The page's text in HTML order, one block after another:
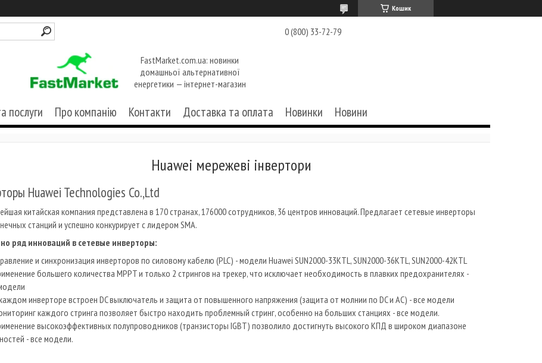
Кошик
0 (800) 33-72-79
FastMarket.com.ua: новинки
домашньої альтернативної
енергетики — інтернет-магазин
послуги Про компанію Контакти Доставка та оплата Новинки Новини
Huawei мережеві інвертори
Huawei Technologies Co.,Ltd
китайская компания представлена в 170 странах, 176000 сотрудников, 36 центров инноваций. Предлагает сетевые инверторы
станций и успешно конкурирует с лидером SMA.
ряд инноваций в сетевые инверторы:
и синхронизация инверторов по силовому кабелю (PLC) - модели Huawei SUN2000-33KTL , SUN2000-36KTL, SUN2000-42KTL
большего количества MPPT и только 2 стрингов на трекер, что исключает необходимость в плавких предохранителях -
инверторе встроен DC выключатель и защита от повышенного напряжения (защита от молнии по DC и AC) - все модели
каждого стринга позволяет быстро находить проблемный стринг, особенно на больших станциях - все модели.
высокоэффективных полупроводников (транзисторы IGBT) позволило достигнуть высокого КПД в широком диапазоне
- все модели.